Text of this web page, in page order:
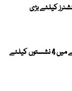
کیلئے بڑی
آزاد کشمیر انتخابات کے تیسرے مرحلے میں 4 نشستوں کیلئے